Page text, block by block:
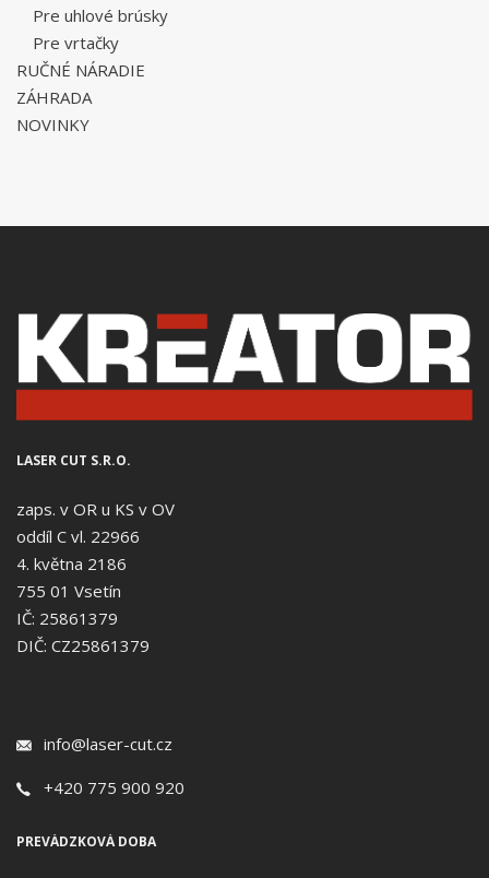
Pre uhlové brúsky
Pre vrtačky
RUČNÉ NÁRADIE
ZÁHRADA
NOVINKY
LASER CUT S.R.O.
zaps. v OR u KS v OV
oddíl C vl. 22966
4. května 2186
755 01 Vsetín
IČ: 25861379
DIČ: CZ25861379
info@laser-cut.cz
+420 775 900 920
PREVÁDZKOVÁ DOBA